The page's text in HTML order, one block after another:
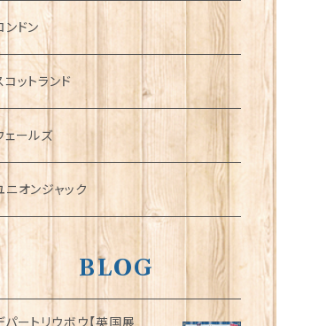
ャーム
グッズ
貫(シンブル)
ンドン
コットランド
ェールズ
ニオンジャック
BLOG
パートリウボウ【英国展